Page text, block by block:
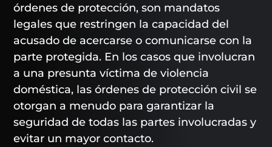
órdenes de protección, son mandatos
legales que restringen la capacidad del
acusado de acercarse o comunicarse con la
parte protegida. En los casos que involucran
a una presunta víctima de violencia
doméstica, las órdenes de protección civil se
otorgan a menudo para garantizar la
seguridad de todas las partes involucradas y
evitar un mayor contacto.